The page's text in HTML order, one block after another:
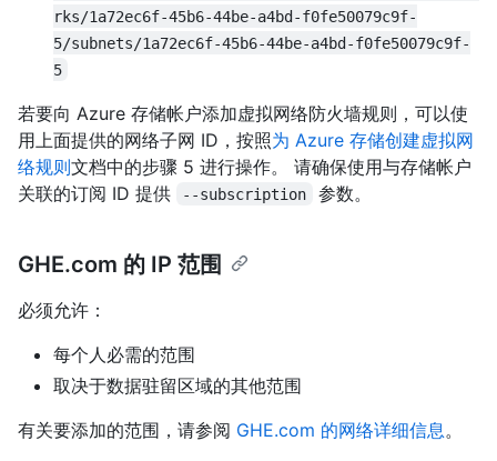
rks/1a72ec6f-45b6-44be-a4bd-f0fe50079c9f-
5/subnets/1a72ec6f-45b6-44be-a4bd-f0fe50079c9f-
5
若要向 Azure 存储帐户添加虚拟网络防火墙规则，可以使
用上面提供的网络子网 ID，按照为 Azure 存储创建虚拟网
络规则文档中的步骤 5 进行操作。 请确保使用与存储帐户
关联的订阅 ID 提供
--subscription 参数。
GHE.com 的 IP 范围
必须允许：
每个人必需的范围
取决于数据驻留区域的其他范围
有关要添加的范围，请参阅 GHE.com 的网络详细信息 。